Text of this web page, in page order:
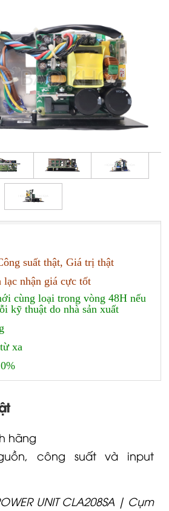
suất thật, Giá trị thật
nhận giá cực tốt
cùng loại trong vòng 48H nếu
kỹ thuật do nhà sản xuất
xa
hãng
công suất và input
UNIT CLA208SA | Cụm